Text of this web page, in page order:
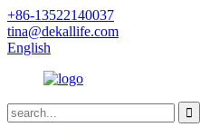
+86-13522140037
tina@dekallife.com
English